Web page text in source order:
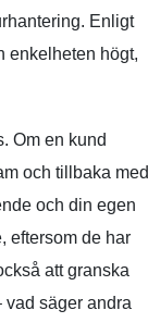
Enligt
enkelheten högt,
Om en kund
och tillbaka med
och din egen
eftersom de har
att granska
vad säger andra